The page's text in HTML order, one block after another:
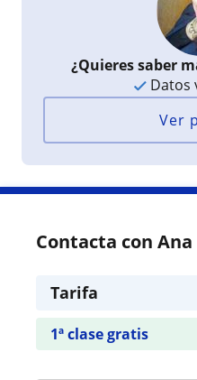
¿Quieres saber
Datos
Ver
Contacta con
Tarifa
1ª clase gratis